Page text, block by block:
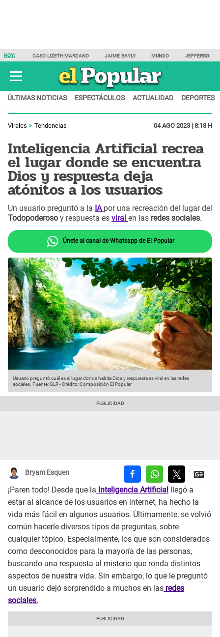
HOY: CASO LIZETH MARZANO JAIME BAYLY MUNDO JEFFERSON
ÚLTIMAS NOTICIAS ESPECTÁCULOS ACTUALIDAD DEPORTES
Virales Tendencias 04 AGO 2023 | 8:18 H
Inteligencia Artificial recrea
el lugar donde se encuentra
Dios y respuesta deja
atónitos a los usuarios
Un usuario preguntó a la IA por una recreación del lugar del
Todopoderoso y respuesta es viral en las redes sociales.
Únete al canal de Whatsapp de El Popular
Usuario preguntó cuál es el lugar donde habita Dios y respuesta es viral en las redes
sociales. Fuente: GLR-Crédito: Composición El Popular
Bryam Esquen
¡Paren todo! Desde que la Inteligencia Artificial
llegó a
estar al alcance de los usuarios en internet, ha hecho la
vida más fácil en algunos usuarios. Últimamente, se volvió
común hacerle diversos tipos de preguntas, sobre
cualquier tópico. Especialmente, los que son considerados
como desconocidos para la mayoría de las personas,
buscando una respuesta al misterio que ronda distintos
aspectos de nuestra vida. Sin embargo, lo que le preguntó
un usuario dejó sorprendido a muchos en las redes
sociales.